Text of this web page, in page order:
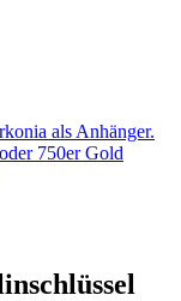
als Anhänger.
750er Gold